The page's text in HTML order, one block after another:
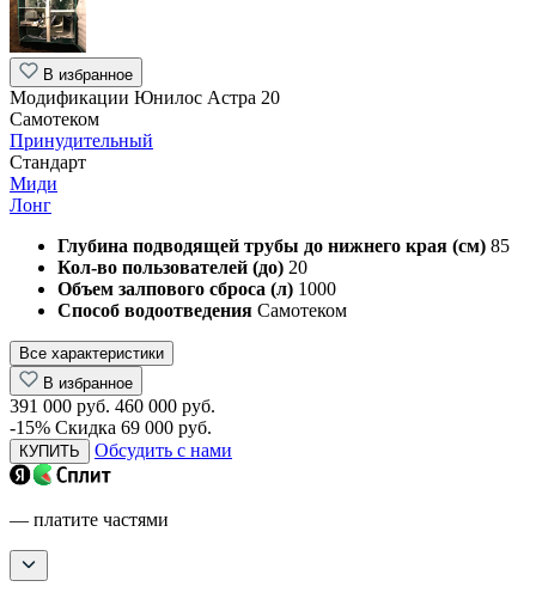
В избранное
Модификации Юнилос Астра 20
Самотеком
Принудительный
Стандарт
Миди
Лонг
Глубина подводящей трубы до нижнего края (см) 85
Кол-во пользователей (до) 20
Объем залпового сброса (л) 1000
Способ водоотведения Самотеком
Все характеристики
В избранное
391 000 руб. 460 000 руб.
-15% Скидка 69 000 руб.
КУПИТЬ Обсудить с нами
— платите частями